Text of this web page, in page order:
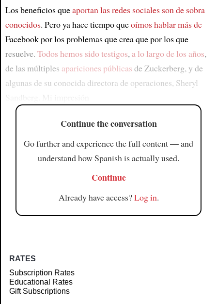
Los beneficios queaportan las redes sociales son de sobra
conocidos. Pero ya hace tiempo queoímos hablar más de
Facebook por los problemas que crea que por los que
resuelve. Todos hemos sido testigos,a lo largo de los años,
de las múltiples apariciones públicas de Zuckerberg, y de
algunas de su conocida directora de operaciones, Sheryl
Continue the conversation
Go further and experience the full content — and
understand how Spanish is actually used.
Continue
Already have access?Log in.
RATES
Subscription Rates
Educational Rates
Gift Subscriptions